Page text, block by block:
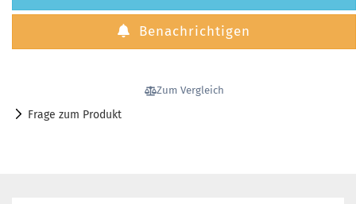
Benachrichtigen
Zum Vergleich
Frage zum Produkt